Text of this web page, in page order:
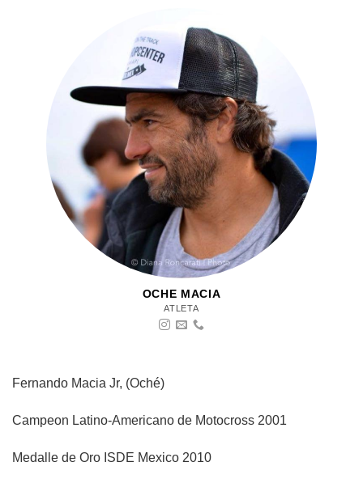
OCHE MACIA
ATLETA
Fernando Macia Jr, (Oché)
Campeon Latino-Americano de Motocross 2001
Medalle de Oro ISDE Mexico 2010